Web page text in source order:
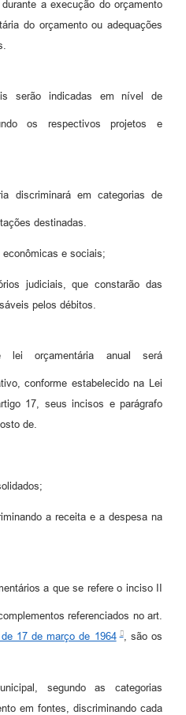
a execução do orçamento
do orçamento ou adequações
serão indicadas em nível de
os respectivos projetos e
discriminará em categorias de
destinadas.
e sociais;
judiciais, que constarão das
pelos débitos.
orçamentária anual será
conforme estabelecido na Lei
17, seus incisos e parágrafo
de.
a receita e a despesa na
a que se refere o inciso II
referenciados no art.
de 17 de março de 1964 , são os
segundo as categorias
em fontes, discriminando cada